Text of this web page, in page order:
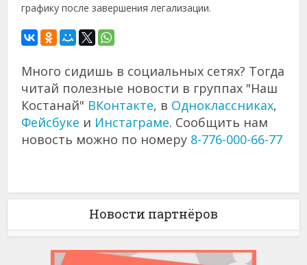
графику после завершения легализации.
Много сидишь в социальных сетях? Тогда
читай полезные новости в группах "Наш
Костанай" ВКонтакте, в Одноклассниках,
Фейсбуке и Инстаграме. Сообщить нам
новость можно по номеру 8-776-000-66-77
Новости партнёров